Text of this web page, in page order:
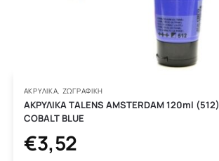
ΑΚΡΥΛΙΚΆ, ΖΩΓΡΑΦΙΚΗ
ΑΚΡΥΛΙΚΑ TALENS AMSTERDAM 120ml (512)
COBALT BLUE
€3,52